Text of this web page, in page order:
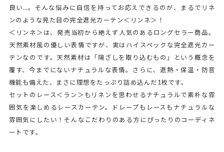
良い…。そんな悩みに自信を持ってお応えできるのが、まるでリネ
ンのような見た目の完全遮光カーテン＜リンネ＞！
＜リンネ＞は、発売当初から絶えず人気のあるロングセラー商品。
天然素材風の優しい表情ですが、実はハイスペックな完全遮光カー
テンなのです。天然素材は「陽ざしを取り込むもの」という概念を
覆す、今までにないナチュラルな表情。さらに、遮熱・保温・防音
機能も備えた、まさに理想をたっぷり詰め込んだ1枚です。
セットのレース＜ラン＞もリネンを思わせるナチュラルで素朴な雰
囲気を楽しめるレースカーテン。ドレープもレースもナチュラルな
雰囲気にしたい！そんなこだわりのある方にぴったりのコーディネ
ートです。